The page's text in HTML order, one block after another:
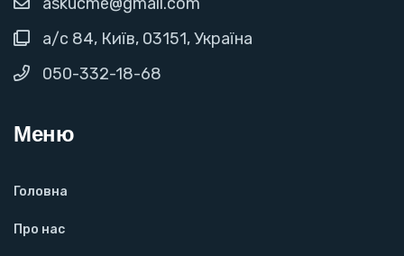
а/с 84, Київ, 03151, Україна
050-332-18-68
Меню
Головна
Про нас